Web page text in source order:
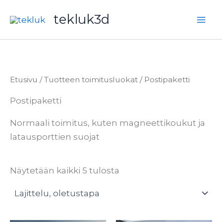
sisältöön
tekluk3d
Etusivu / Tuotteen toimitusluokat / Postipaketti
Postipaketti
Normaali toimitus, kuten magneettikoukut ja
latausporttien suojat
Näytetään kaikki 5 tulosta